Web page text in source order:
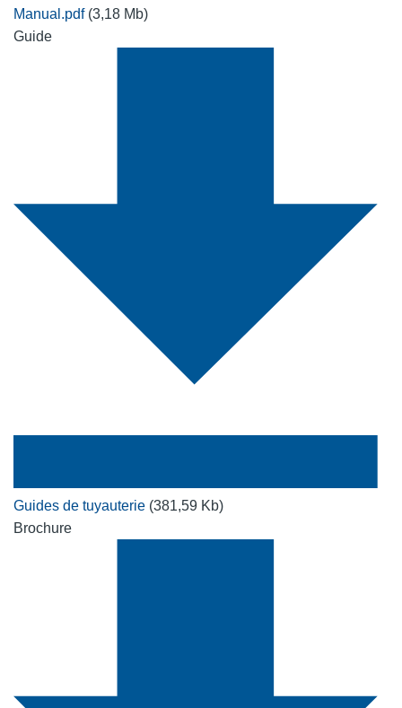
Manual.pdf (3,18 Mb)
Guide
Guides de tuyauterie (381,59 Kb)
Brochure